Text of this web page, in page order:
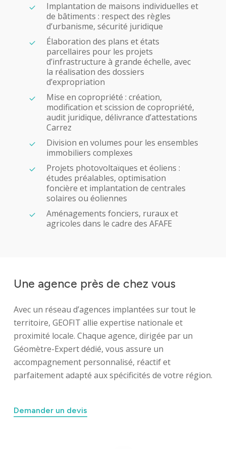
Implantation de maisons individuelles et
de bâtiments : respect des règles
d’urbanisme, sécurité juridique
Élaboration des plans et états
parcellaires pour les projets
d’infrastructure à grande échelle, avec
la réalisation des dossiers
d’expropriation
Mise en copropriété : création,
modification et scission de copropriété,
audit juridique, délivrance d’attestations
Carrez
Division en volumes pour les ensembles
immobiliers complexes
Projets photovoltaïques et éoliens :
études préalables, optimisation
foncière et implantation de centrales
solaires ou éoliennes
Aménagements fonciers, ruraux et
agricoles dans le cadre des AFAFE
Une agence près de chez vous
Avec un réseau d’agences implantées sur tout le
territoire, GEOFIT allie expertise nationale et
proximité locale. Chaque agence, dirigée par un
Géomètre-Expert dédié, vous assure un
accompagnement personnalisé, réactif et
parfaitement adapté aux spécificités de votre région.
Demander un devis